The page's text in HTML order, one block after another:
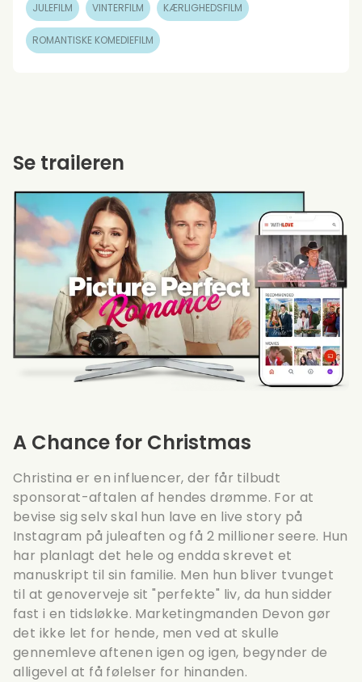
JULEFILM VINTERFILM KÆRLIGHEDSFILM
ROMANTISKE KOMEDIEFILM
A Chance for Christmas
Christina er en influencer, der får tilbudt
sponsorat-aftalen af ​​hendes drømme. For at
bevise sig selv skal hun lave en live story på
Instagram på juleaften og få 2 millioner seere. Hun
har planlagt det hele og endda skrevet et
manuskript til sin familie. Men hun bliver tvunget
til at genoverveje sit "perfekte" liv, da hun sidder
fast i en tidsløkke. Marketingmanden Devon gør
det ikke let for hende, men ved at skulle
gennemleve aftenen igen og igen, begynder de
alligevel at få følelser for hinanden.
Se traileren